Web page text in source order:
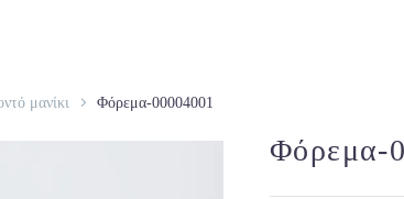
μανίκι Φόρεμα-00004001
Φόρεμα-